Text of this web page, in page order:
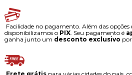
Facilidade no pagamento. Além das opções
disponibilizamos o PIX. Seu pagamento é
ganha junto um desconto exclusivo